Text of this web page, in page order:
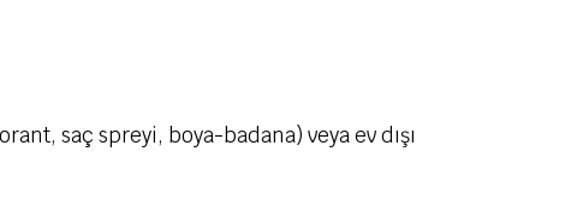
saç spreyi, boya-badana) veya ev dışı